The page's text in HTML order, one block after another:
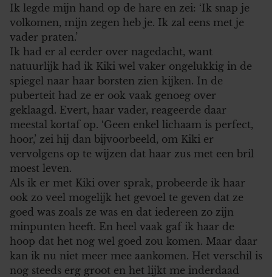
Ik legde mijn hand op de hare en zei: ‘Ik snap je
volkomen, mijn zegen heb je. Ik zal eens met je
vader praten.’
Ik had er al eerder over nagedacht, want
natuurlijk had ik Kiki wel vaker ongelukkig in de
spiegel naar haar borsten zien kijken. In de
puberteit had ze er ook vaak genoeg over
geklaagd. Evert, haar vader, reageerde daar
meestal kortaf op. ‘Geen enkel lichaam is perfect,
hoor,’ zei hij dan bijvoorbeeld, om Kiki er
vervolgens op te wijzen dat haar zus met een bril
moest leven.
Als ik er met Kiki over sprak, probeerde ik haar
ook zo veel mogelijk het gevoel te geven dat ze
goed was zoals ze was en dat iedereen zo zijn
minpunten heeft. En heel vaak gaf ik haar de
hoop dat het nog wel goed zou komen. Maar daar
kan ik nu niet meer mee aankomen. Het verschil is
nog steeds erg groot en het lijkt me inderdaad